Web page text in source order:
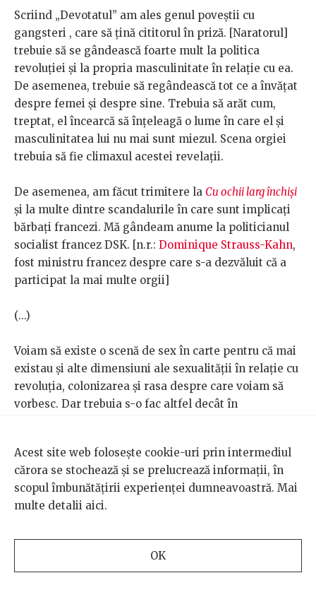
Scriind „Devotatul” am ales genul poveștii cu
gangsteri , care să țină cititorul în priză. [Naratorul]
trebuie să se gândească foarte mult la politica
revoluției și la propria masculinitate în relație cu ea.
De asemenea, trebuie să regândească tot ce a învățat
despre femei și despre sine. Trebuia să arăt cum,
treptat, el încearcă să înțeleagă o lume în care el și
masculinitatea lui nu mai sunt miezul. Scena orgiei
trebuia să fie climaxul acestei revelații.
De asemenea, am făcut trimitere la Cu ochii larg închiși
și la multe dintre scandalurile în care sunt implicați
bărbați francezi. Mă gândeam anume la politicianul
socialist francez DSK. [n.r.: Dominique Strauss-Kahn,
fost ministru francez despre care s-a dezvăluit că a
participat la mai multe orgii]
(...)
Voiam să existe o scenă de sex în carte pentru că mai
existau și alte dimensiuni ale sexualității în relație cu
revoluția, colonizarea și rasa despre care voiam să
vorbesc. Dar trebuia s-o fac altfel decât în
ceea ce ar putea să gândească femeile. E în
continuare problematic, pentru că este trecut prin
filtrul naratorului, dar sper că avem ceva mai mult
acces la subiectivitatea femeilor implicate.
În „Ani de Război”, una dintre
povestirile din volumul
Acest site web folosește cookie-uri prin intermediul
cărora se stochează și se prelucrează informații, în
scopul îmbunătățirii experienței dumneavoastră. Mai
multe detalii aici.
OK